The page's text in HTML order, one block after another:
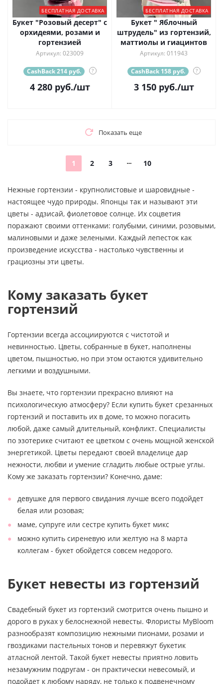
БЕСПЛАТНАЯ ДОСТАВКА
Букет "Розовый десерт" с
орхидеями, розами и
гортензией
Артикул: 023009
CashBack 214 руб. ?
4 280руб./шт
БЕСПЛАТНАЯ ДОСТАВКА
Букет " Яблочный
штрудель" из гортензий,
маттиолы и гиацинтов
Артикул: 011943
CashBack 158 руб. ?
3 150руб./шт
Показать еще
1 2 3 10
Нежные гортензии - крупнолистовые и шаровидные -
настоящее чудо природы. Японцы так и называют эти
цветы - адзисай, фиолетовое солнце. Их соцветия
поражают своими оттенками: голубыми, синими, розовыми,
малиновыми и даже зелеными. Каждый лепесток как
произведение искусства - настолько чувственны и
грациозны эти цветы.
Кому заказать букет
гортензий
Гортензии всегда ассоциируются с чистотой и
невинностью. Цветы, собранные в букет, наполнены
цветом, пышностью, но при этом остаются удивительно
легкими и воздушными.
Вы знаете, что гортензии прекрасно влияют на
психологическую атмосферу? Если купить букет срезанных
гортензий и поставить их в доме, то можно погасить
любой, даже самый длительный, конфликт. Специалисты
по эзотерике считают ее цветком с очень мощной женской
энергетикой. Цветы передают своей владелице дар
нежности, любви и умение сгладить любые острые углы.
Кому же заказать гортензии? Конечно, даме:
девушке для первого свидания лучше всего подойдет
белая или розовая;
маме, супруге или сестре купить букет микс
можно купить сиреневую или желтую на 8 марта
коллегам - букет обойдется совсем недорого.
Букет невесты из гортензий
Свадебный букет из гортензий смотрится очень пышно и
дорого в руках у белоснежной невесты. Флористы MyBloom
разнообразят композицию нежными пионами, розами и
гвоздиками пастельных тонов и перевяжут букетик
атласной лентой. Такой букет невесты приятно ловить
незамужним подругам - он практически невесомый, и
подойдет к любому наряду, не только к подвенечному